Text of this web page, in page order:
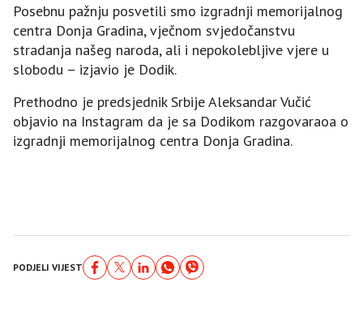
Posebnu pažnju posvetili smo izgradnji memorijalnog
centra Donja Gradina, vječnom svjedočanstvu
stradanja našeg naroda, ali i nepokolebljive vjere u
slobodu – izjavio je Dodik.
Prethodno je predsjednik Srbije Aleksandar Vučić
objavio na Instagram da je sa Dodikom razgovaraoa o
izgradnji memorijalnog centra Donja Gradina.
PODJELI VIJEST